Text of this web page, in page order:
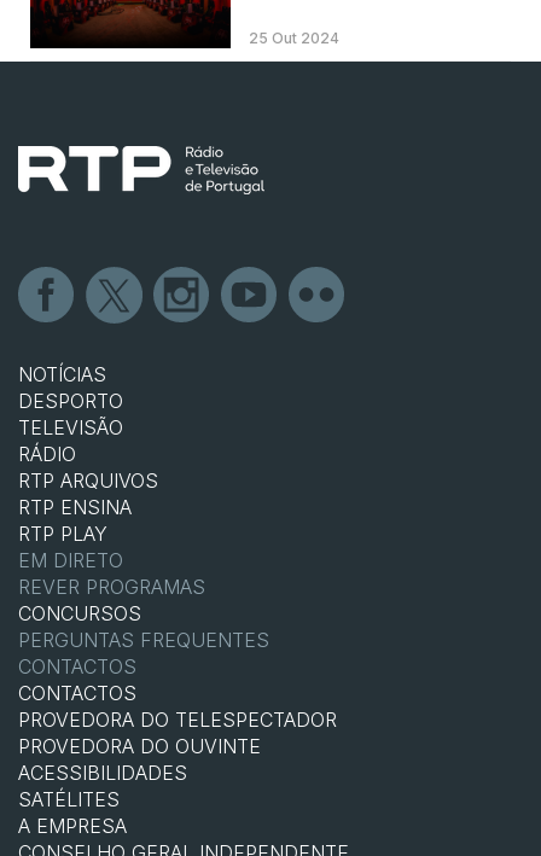
25 Out 2024
NOTÍCIAS
DESPORTO
TELEVISÃO
RÁDIO
RTP ARQUIVOS
RTP ENSINA
RTP PLAY
EM DIRETO
REVER PROGRAMAS
CONCURSOS
PERGUNTAS FREQUENTES
CONTACTOS
CONTACTOS
PROVEDORA DO TELESPECTADOR
PROVEDORA DO OUVINTE
ACESSIBILIDADES
SATÉLITES
A EMPRESA